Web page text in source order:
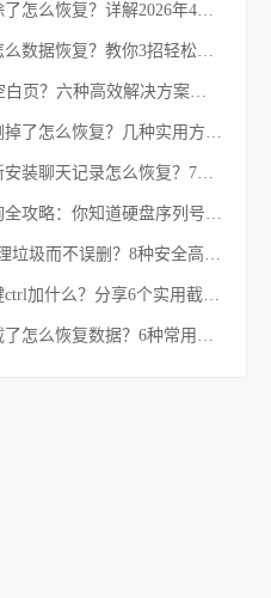
qq聊天记录删除了怎么恢复？详解2026年4种常用有效的方法（支持.db数据库提取）
误格式化硬盘怎么数据恢复？教你3招轻松恢复！
word怎么删除空白页？六种高效解决方案（2026年最新实操指南）！
微信聊天记录删掉了怎么恢复？几种实用方法详解！
微信卸载后重新安装聊天记录怎么恢复？7种实测有效的恢复方案详解！
硬盘序列号查询全攻略：你知道硬盘序列号怎么查吗？
c盘满了怎么清理垃圾而不误删？8种安全高效的方法详解+误删恢复指南！
截图电脑快捷键ctrl加什么？分享6个实用截图方法！
微信不小心卸载了怎么恢复数据？6种常用方法详解！